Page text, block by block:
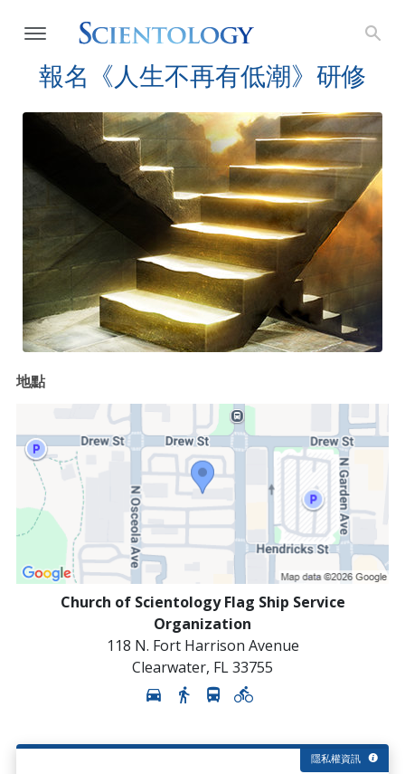
報名《人生不再有低潮》研修
地點
Church of Scientology Flag Ship Service
Organization
118 N. Fort Harrison Avenue
Clearwater, FL33755
隱私權資訊